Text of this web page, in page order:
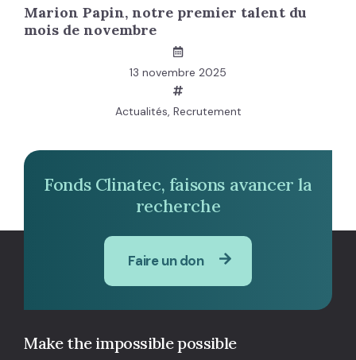
Marion Papin, notre premier talent du
mois de novembre
13 novembre 2025
Actualités, Recrutement
Fonds Clinatec, faisons avancer la
recherche
Faire un don
Make the impossible possible